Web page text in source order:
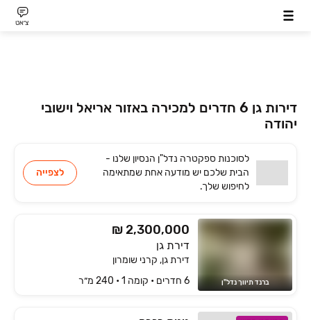
צ׳אט
דירות גן 6 חדרים למכירה באזור אריאל וישובי
יהודה
לסוכנותספקטרה נדל"ן הנסיון שלנו -
הבית שלכם יש מודעה אחת שמתאימה
לחיפוש שלך.
לצפייה
ברנד תיווך נדל"ן
₪ 2,300,000
דירת גן
דירת גן, קרני שומרון
6 חדרים • קומה ‎1‏ • 240 מ״ר